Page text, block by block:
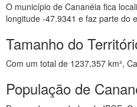
O município de Cananéia fica
longitude -47.9341 e faz parte do
Tamanho do
Com um total de 1237,357 km²,
População de